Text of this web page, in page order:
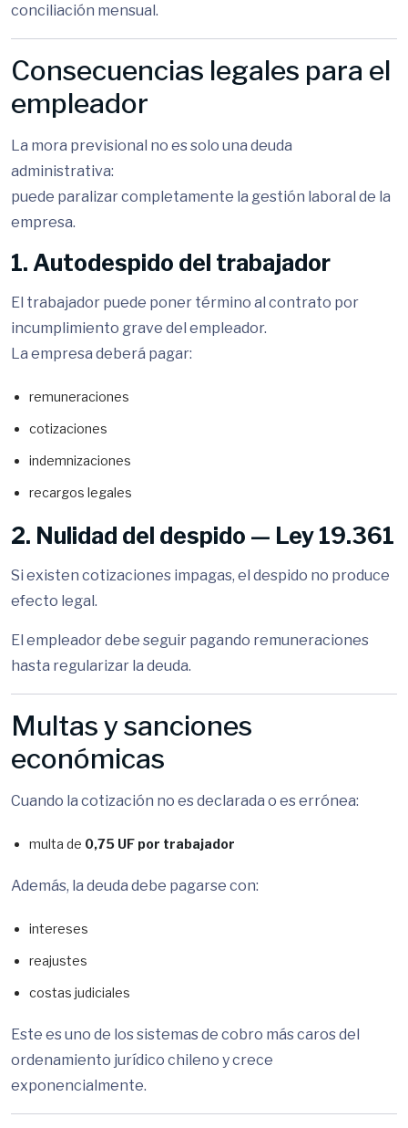
conciliación mensual.
Consecuencias legales para el
empleador
La mora previsional no es solo una deuda
administrativa:
puede paralizar completamente la gestión laboral de la
empresa.
1. Autodespido del trabajador
El trabajador puede poner término al contrato por
incumplimiento grave del empleador.
La empresa deberá pagar:
remuneraciones
cotizaciones
indemnizaciones
recargos legales
2. Nulidad del despido — Ley 19.361
Si existen cotizaciones impagas, el despido no produce
efecto legal.
El empleador debe seguir pagando remuneraciones
hasta regularizar la deuda.
Multas y sanciones
económicas
Cuando la cotización no es declarada o es errónea:
multa de 0,75 UF por trabajador
Además, la deuda debe pagarse con:
intereses
reajustes
costas judiciales
Este es uno de los sistemas de cobro más caros del
ordenamiento jurídico chileno y crece
exponencialmente.